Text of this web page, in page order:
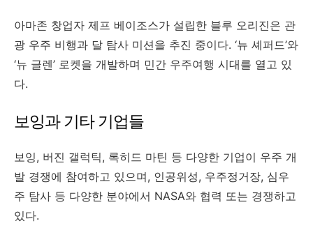
아마존 창업자 제프 베이조스가 설립한 블루 오리진은 관
광 우주 비행과 달 탐사 미션을 추진 중이다. ‘뉴 셰퍼드’와
‘뉴 글렌’ 로켓을 개발하며 민간 우주여행 시대를 열고 있
다.
보잉과 기타 기업들
보잉, 버진 갤럭틱, 록히드 마틴 등 다양한 기업이 우주 개
발 경쟁에 참여하고 있으며, 인공위성, 우주정거장, 심우
주 탐사 등 다양한 분야에서 NASA와 협력 또는 경쟁하고
있다.